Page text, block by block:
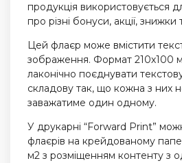
продукція використовується
про різні бонуси, акції, знижки
Цей флаєр може вмістити
зображення. Формат 210х100
лаконічно поєднувати
складову так, що кожна з них
заважатиме один одному.
У друкарні “Forward Print”
флаєрів на крейдованому
м2 з розміщенням контенту з